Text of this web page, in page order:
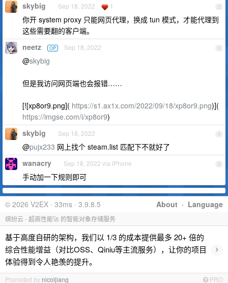
2
skybig Sep 18, 2022 1
你开 system proxy 只能网页代理，换成 tun 模式，才能代理到
这些需要翻的客户端。
3
neetz OP Sep 18, 2022
@skybig
但是我访问网页端也会报错……
[![xp8or9.png]( https://s1.ax1x.com/2022/09/18/xp8or9.png)](
https://imgse.com/i/xp8or9)
4
skybig Sep 18, 2022
@pujx233 网上找个 steam.list 匹配下不就好了
5
wanacry Sep 18, 2022 via iPhone
手动加一下规则即可
About · Language
© 2026 V2EX · 33ms · 3.9.8.5
缤纷云 - 超高性能🚀 的智能对象存储服务
基于高度自研的架构，我们以 1/3 的成本提供最多 20+ 倍的
综合性能增益（对比OSS、Qiniu等主流服务），让你的项目
体验得到令人艳羡的提升。
›
Promoted by nicoljiang PRO